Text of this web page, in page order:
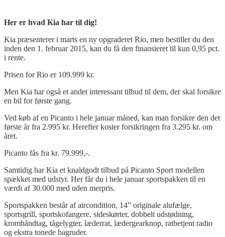
Her er hvad Kia har til dig!
Kia præsenterer i marts en ny opgraderet Rio, men bestiller du den
inden den 1. februar 2015, kan du få den finansieret til kun 0,95 pct.
i rente.
Prisen for Rio er 109.999 kr.
Men Kia har også et andet interessant tilbud til dem, der skal forsikre
en bil for første gang.
Ved køb af en Picanto i hele januar måned, kan man forsikre den det
første år fra 2.995 kr. Herefter koster forsikringen fra 3.295 kr. om
året.
Picanto fås fra kr. 79.999,-.
Samtidig har Kia et knaldgodt tilbud på Picanto Sport modellen
spækket med udstyr. Her får du i hele januar sportspakken til en
værdi af 30.000 med uden merpris.
Sportspakken består af aircondition, 14” originale alufælge,
sportsgrill, sportskofangere, sideskørter, dobbelt udstødning,
kromhåndtag, tågelygter, læderrat, lædergearknop, ratbetjent radio
og ekstra tonede bagruder.